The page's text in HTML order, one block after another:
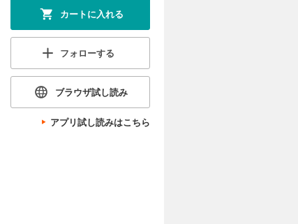
カートに入れる
フォローする
ブラウザ試し読み
アプリ試し読みはこちら